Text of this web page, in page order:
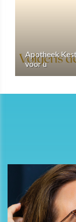
Apotheek
voor u